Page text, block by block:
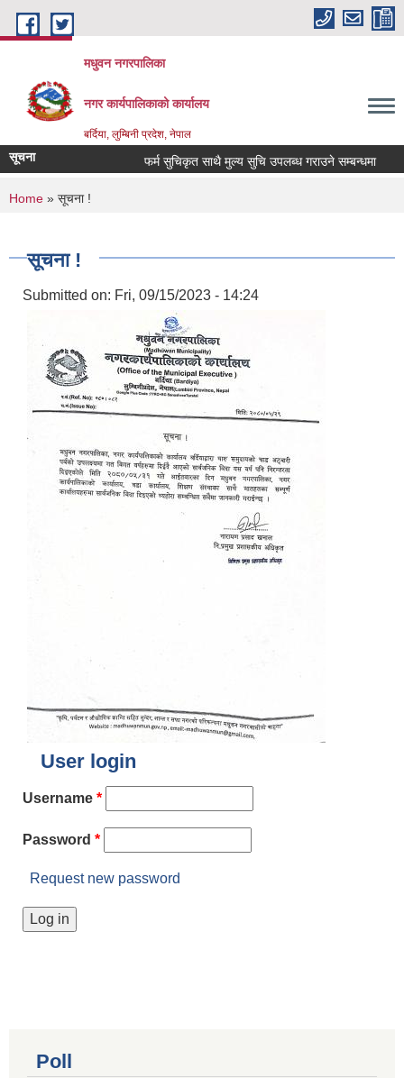
Skip to main content
मधुवन नगरपालिका
नगर कार्यपालिकाको कार्यालय
बर्दिया, लुम्बिनी प्रदेश, नेपाल
सूचना फर्म सुचिकृत साथै मुल्य सुचि उपलब्ध गराउने सम्बन्धमा
You are here
Home » सूचना !
सूचना !
Submitted on: Fri, 09/15/2023 - 14:24
User login
Username *
Password *
Request new password
Poll